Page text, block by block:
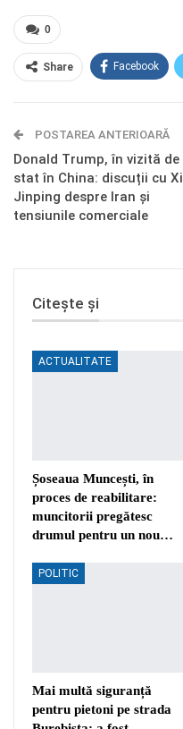
0
Share Facebook
Telegram OK.ru
POSTAREA ANTERIOARĂ
Donald Trump, în vizită de
stat în China: discuții cu Xi
Jinping despre Iran și
tensiunile comerciale
Citește și
ACTUALITATE
Șoseaua Muncești, în
proces de reabilitare:
muncitorii pregătesc
drumul pentru un nou…
POLITIC
Mai multă siguranță
pentru pietoni pe strada